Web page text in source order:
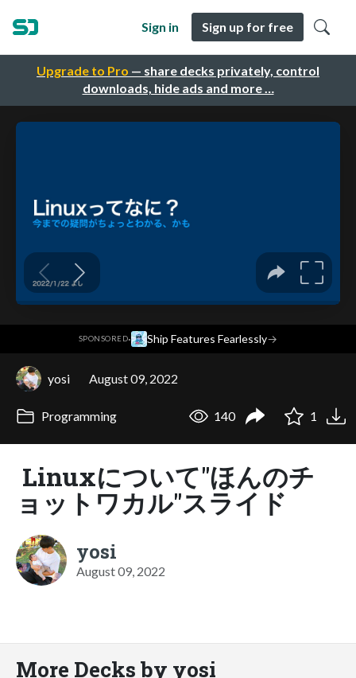
Upgrade to Pro — share decks privately, control
downloads, hide ads and more …
Sign in Sign up for free
SPONSORED· Ship Features Fearlessly→
yosi August 09, 2022
Programming 140 1
Linuxについて"ほんのチ
ョットワカル"スライド
yosi
August 09, 2022
More Decks by yosi